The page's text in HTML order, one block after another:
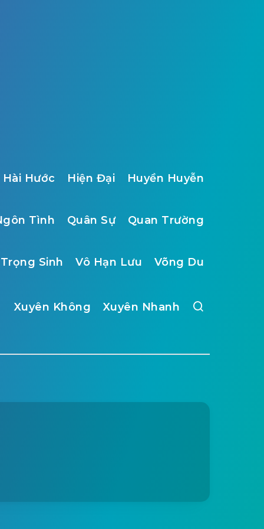
Hài Hước Hiện Đại Huyền Huyễn
Tình Quân Sự Quan Trường
Trọng Sinh Vô Hạn Lưu Võng Du
Xuyên Không Xuyên Nhanh